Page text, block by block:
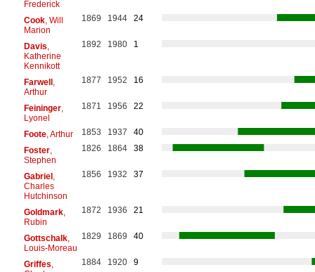
Frederick
Cook, Will
Marion
1869 1944 24
Davis
Katherine
Kennikott
1892 1980 1
Farwell,
Arthur
1877 1952 16
Feininger,
Lyonel
1871 1956 22
Foote, Arthur 1853 1937
40
Foster,
Stephen
1826 1864 38
Gabriel,
Charles
Hutchinson
1856 1932 37
Goldmark,
Rubin
1872 1936 21
Gottschalk,
Louis-Moreau
1829 1869 40
Griffes 1884 1920 9